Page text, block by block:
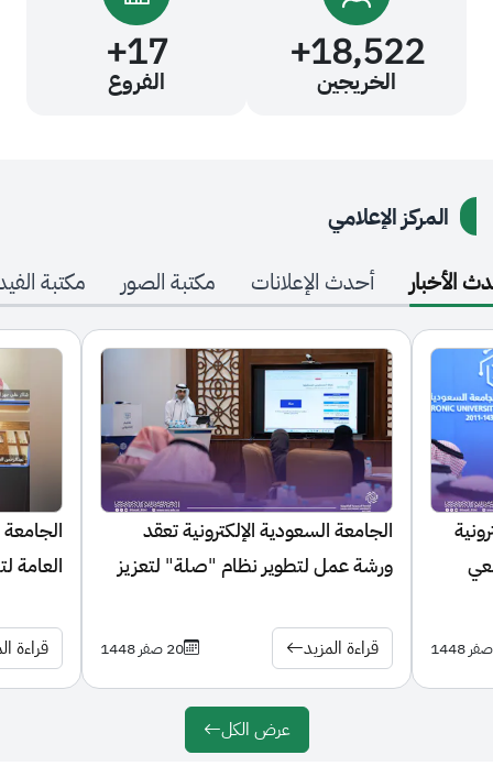
+
الخريجين
الإعلامي
أحدث الإعلانات مكتبة الصور مكتبة الفيديو
الجامعة السعودية الإلكترونية تعقد
ورشة عمل لتطوير نظام "صلة" لتعزيز
قراءة المزيد
الجامعة السعودية
العامة لتنظيم
قراءة المزيد